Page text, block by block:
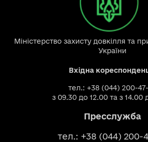
Міністерство захисту довкілля та
України
Вхідна
тел.: +38 (044) 200-
з 09.30 до 12.00 та з 14.00
Пресслужба
тел.: +38 (044) 200-